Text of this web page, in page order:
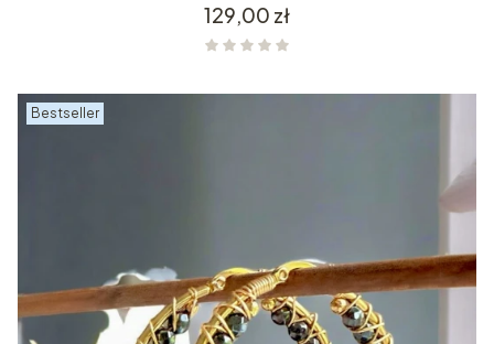
Cena
129,00 zł
Bestseller